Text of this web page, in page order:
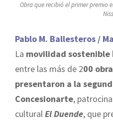
Obra que recibió el primer premio
Pablo M. Ballesteros /
La movilidad sostenible
entre las más de 200
presentaron a la
Concesionarte,
cultural El Duende, que